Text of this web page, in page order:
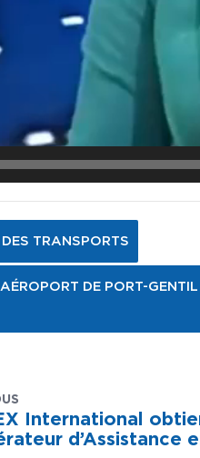
TRANSPORTS
AÉROPORT DE PORT-
International
d’Assistance